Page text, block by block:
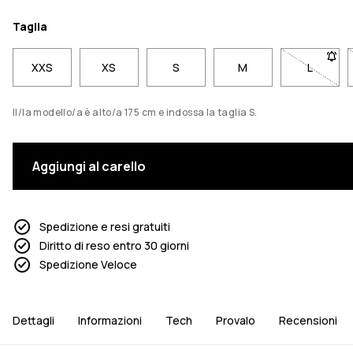
Taglia
XXS XS S M L- Taglia
Il/la modello/a è alto/a 175 cm e indossa la taglia S.
Aggiungi al carello
Spedizione e resi gratuiti
Diritto di reso entro 30 giorni
Spedizione Veloce
Dettagli Informazioni Tech Provalo Recensioni